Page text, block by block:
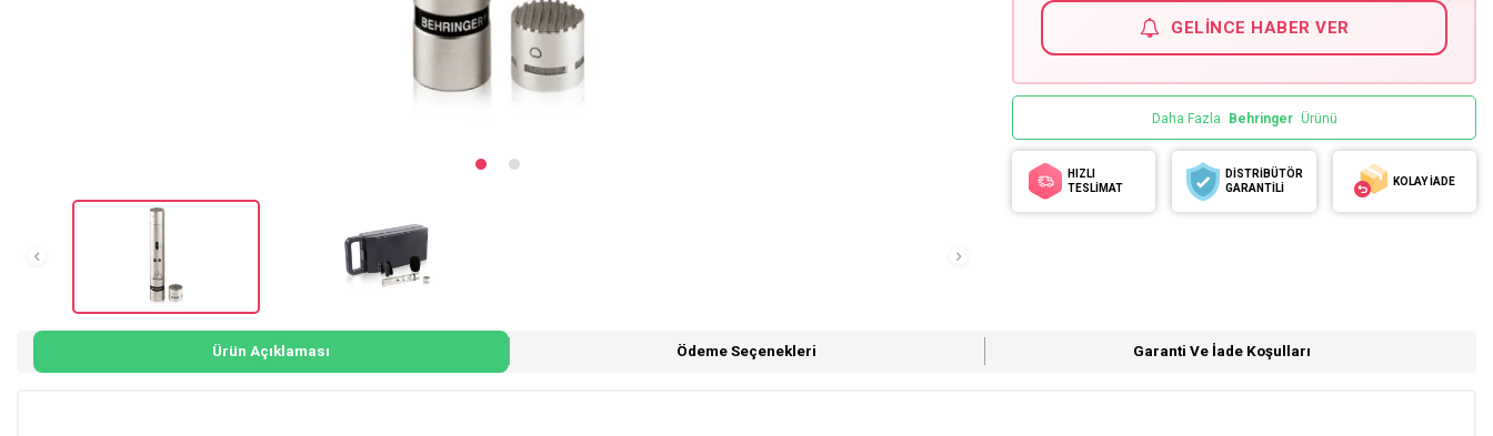
GELINCE HABER VER
Daha Fazla Behringer Ürünü
HIZLI
TESLİMAT
DİSTRİBÜTÖR
GARANTİLİ
KOLAY İADE
Ürün Açıklaması Ödeme Seçenekleri Garanti Ve İade Koşulları